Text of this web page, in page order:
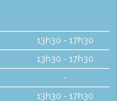
13h30 - 17h30
13h30 - 17h30
-
13h30 - 17h30